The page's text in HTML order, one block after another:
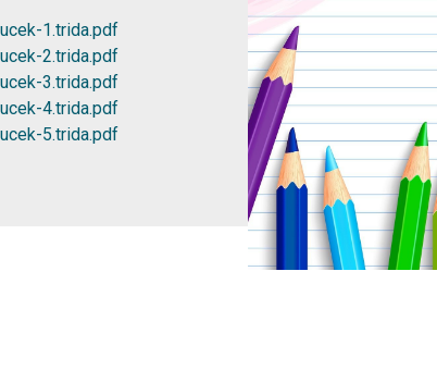
1.trida.pdf
2.trida.pdf
3.trida.pdf
4.trida.pdf
5.trida.pdf